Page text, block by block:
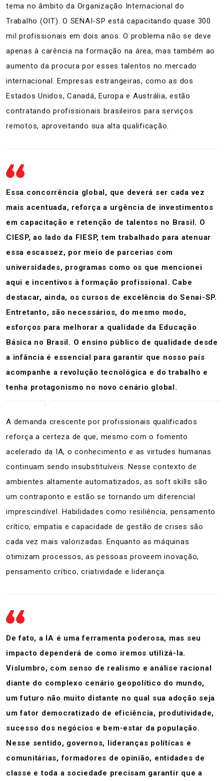
tema no âmbito da Organização Internacional do
Trabalho (OIT). O SENAI-SP está capacitando quase 300
mil profissionais em dois anos. O problema não se deve
apenas à carência na formação na área, mas também ao
aumento da procura por esses talentos no mercado
internacional. Empresas estrangeiras, como as dos
Estados Unidos, Canadá, Europa e Austrália, estão
contratando profissionais brasileiros para serviços
remotos, aproveitando sua alta qualificação.
Essa concorrência global, que deverá ser cada vez
mais acentuada, reforça a urgência de investimentos
em capacitação e retenção de talentos no Brasil. O
CIESP, ao lado da FIESP, tem trabalhado para atenuar
essa escassez, por meio de parcerias com
universidades, programas como os que mencionei
aqui e incentivos à formação profissional. Cabe
destacar, ainda, os cursos de excelência do Senai-SP.
Entretanto, são necessários, do mesmo modo,
esforços para melhorar a qualidade da Educação
Básica no Brasil. O ensino público de qualidade desde
a infância é essencial para garantir que nosso país
acompanhe a revolução tecnológica e do trabalho e
tenha protagonismo no novo cenário global.
A demanda crescente por profissionais qualificados
reforça a certeza de que, mesmo com o fomento
acelerado da IA, o conhecimento e as virtudes humanas
continuam sendo insubstituíveis. Nesse contexto de
ambientes altamente automatizados, as soft skills são
um contraponto e estão se tornando um diferencial
imprescindível. Habilidades como resiliência, pensamento
crítico, empatia e capacidade de gestão de crises são
cada vez mais valorizadas. Enquanto as máquinas
otimizam processos, as pessoas proveem inovação,
pensamento crítico, criatividade e liderança.
De fato, a IA é uma ferramenta poderosa, mas seu
impacto dependerá de como iremos utilizá-la.
Vislumbro, com senso de realismo e análise racional
diante do complexo cenário geopolítico do mundo,
um futuro não muito distante no qual sua adoção seja
um fator democratizado de eficiência, produtividade,
sucesso dos negócios e bem-estar da população.
Nesse sentido, governos, lideranças políticas e
comunitárias, formadores de opinião, entidades de
classe e toda a sociedade precisam garantir que a